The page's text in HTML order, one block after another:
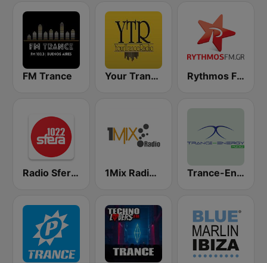
FM Trance Your Trance Radio Rythmos FM - Ρυθμος 94.9
Radio Sfera 102.2 FM 1Mix Radio - Trance Trance-Energy Radio